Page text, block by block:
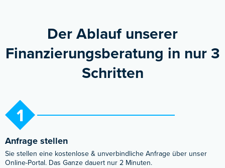
Der Ablauf unserer
Finanzierungs­beratung in nur 3
Schritten
1
Anfrage stellen​
Sie stellen eine kostenlose & unverbindliche Anfrage über unser
Online-Portal. Das Ganze dauert nur 2 Minuten.​